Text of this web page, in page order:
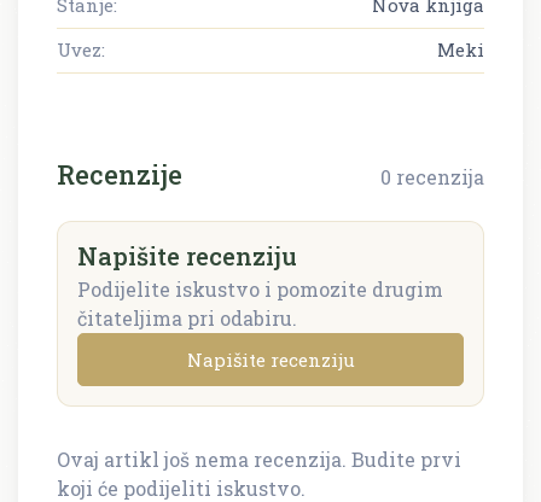
Uvez:
Meki
Recenzije 0 recenzija
Napišite recenziju
Podijelite iskustvo i pomozite drugim
čitateljima pri odabiru.
Napišite recenziju
Napišite recenziju
Ovaj artikl još nema recenzija. Budite prvi
koji će podijeliti iskustvo.